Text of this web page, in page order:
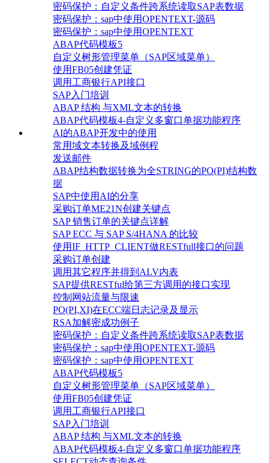
密码保护：自定义条件跨系统读取SAP表数据
密码保护：sap中使用OPENTEXT-源码
密码保护：sap中使用OPENTEXT
ABAP代码模板5
自定义树形管理菜单（SAP区域菜单）
使用FB05创建凭证
调用工商银行API接口
SAP入门培训
ABAP 结构 与XML文本的转换
ABAP代码模板4-自定义多窗口单据功能程序
AI的ABAP开发中的使用
常用域文本转换及域例程
发送邮件
ABAP结构数据转换为全STRING的PO(PI)结构数
据
SAP中使用AI的分享
采购订单ME21N创建关键点
SAP 销售订单的关键点详解
SAP ECC 与 SAP S/4HANA 的比较
使用IF_HTTP_CLIENT做RESTfull接口的问题
采购订单创建
调用其它程序并得到ALV内表
SAP提供RESTful给第三方调用的接口实现
控制网站流量与限速
PO(PI,XI)在ECC端日志记录及显示
RSA加解密成功例子
密码保护：自定义条件跨系统读取SAP表数据
密码保护：sap中使用OPENTEXT-源码
密码保护：sap中使用OPENTEXT
ABAP代码模板5
自定义树形管理菜单（SAP区域菜单）
使用FB05创建凭证
调用工商银行API接口
SAP入门培训
ABAP 结构 与XML文本的转换
ABAP代码模板4-自定义多窗口单据功能程序